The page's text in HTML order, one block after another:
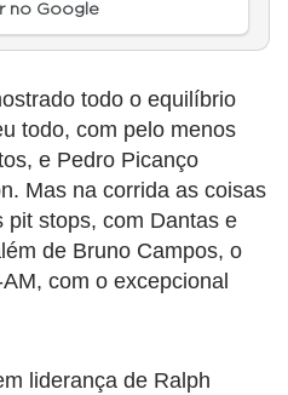
no Google
todo o equilíbrio
todo, com pelo menos
e Pedro Picanço
Mas na corrida as coisas
pit stops, com Dantas e
de Bruno Campos, o
com o excepcional
liderança de Ralph